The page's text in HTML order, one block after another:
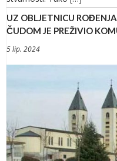
UZ OBLJETNICU
ČUDOM JE PREŽIVIO
5 lip. 2024